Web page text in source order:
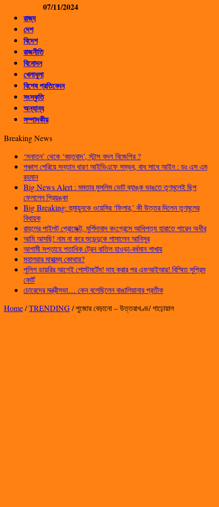
07/11/2024
রাজ্য
দেশ
বিদেশ
রাজনীতি
বিনোদন
খেলাধুলা
বিশেষ প্রতিবেদন
সংস্কৃতি
অন্যান্য
সম্পাদকীয়
Breaking News
‘সনাতন’ থেকে ‘বহুতবাদ’, স্টান্স বদল বিজেপির ?
পঞ্চাশ পেরিয়ে সন্তান ধারণ আইভিএফে সম্ভব, বাধ সাধে আইন : ডঃ এস এম
রহমান
Big News Alert : মমতার মুসলিম ভোট ব্যাঙ্ক ভাঙতে তৃণমূলেই ছিপ
ফেললেন প্রিয়ঙ্কা
Big Breaking: হুমায়ুনকে ওয়েসির ‘ফিলার,’ কী উত্তর দিলেন তৃণমূলের
বিধায়ক
রাহুলের পাইলট প্রোজেক্ট, মুর্শিদাবাদ কংগ্রেসে আধিপত্য হারাতে পারেন অধীর
আমি আসছি! নাম না করে শুভেন্দুকে শাসালেন আনিসুর
আগামী সপ্তাহে শতাধিক ট্রেন বাতিল হাওড়া-বর্ধমান শাখায়
মহালয়ার মাহাত্ম্য কোথায়?
পুলিশ ডায়রির আগেই পোস্টমর্টেম! দাহ করার পর এফআইআর! বিস্মিত সুপ্রিম
কোর্ট
চোরেদের মন্ত্রীসভা… কেন বলেছিলেন বাঙালিয়ানার প্রতীক
Home/TRENDING/পুজোর বেড়ানো – উত্তরাখণ্ড/ গাঢ়োয়াল